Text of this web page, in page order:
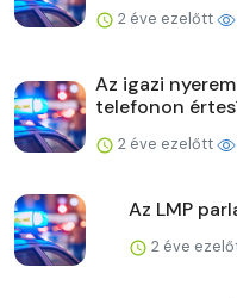
2 éve ezelőtt
Az igazi
telefonon
2 éve ezelőtt
Az LMP
2 éve